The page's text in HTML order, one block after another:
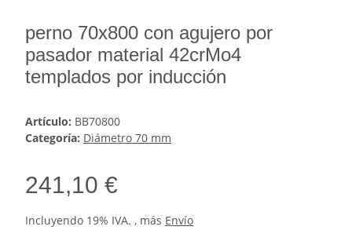
perno 70x800 con agujero por
pasador material 42crMo4
templados por inducción
Artículo: BB70800
Categoría: Diámetro 70 mm
241,10 €
Incluyendo 19% IVA. , más Envío